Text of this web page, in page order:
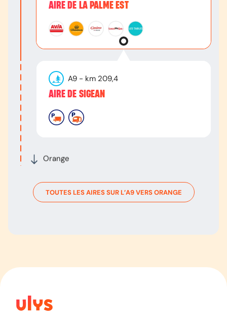
Orange
AIRE DE LA PALME EST
A9 - km 209,4
AIRE DE SIGEAN
TOUTES LES AIRES SUR L’A9VERSORANGE